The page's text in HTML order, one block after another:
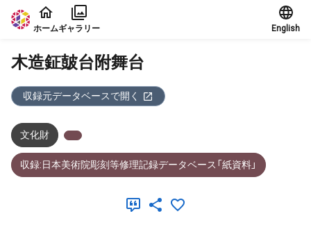
本文に飛ぶ
ホームギャラリー English
木造鉦皷台附舞台
収録元データベースで開く
文化財
収録:日本美術院彫刻等修理記録データベース「紙資料」